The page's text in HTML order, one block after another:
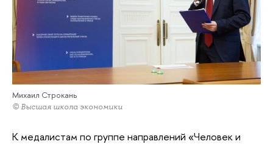
Михаил Строкань
© Высшая школа экономики
К медалистам по группе направлений «Человек и